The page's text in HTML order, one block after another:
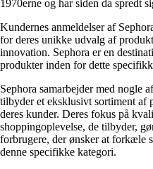
1970erne og har siden da spredt
Kundernes anmeldelser af
for deres unikke udvalg af
innovation. Sephora er en
produkter inden for dette
Sephora samarbejder med nogle
tilbyder et eksklusivt sortiment af
deres kunder. Deres fokus på
shoppingoplevelse, de tilbyder,
forbrugere, der ønsker at forkæle
denne specifikke kategori.